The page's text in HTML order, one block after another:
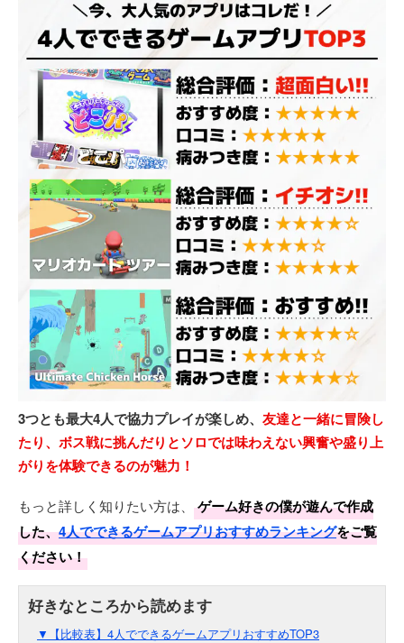
3つとも最大4人で協力プレイが楽しめ、 友達と一緒に冒険し
たり、ボス戦に挑んだりとソロでは味わえない興奮や盛り上
がりを体験できるのが魅力！
もっと詳しく知りたい方は、
ゲーム好きの僕が遊んで作成
した、4人でできるゲームアプリおすすめランキングをご覧
ください！
▼【比較表】4人でできるゲームアプリおすすめTOP3